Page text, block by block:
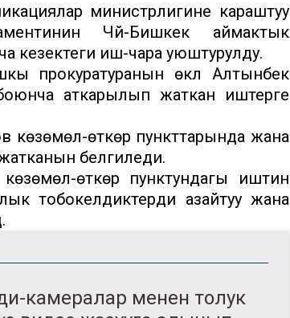
министрлигине караштуу
Чүй-Бишкек аймактык
кезектеги иш-чара уюштурулду.
прокуратуранын өкүлү Алтынбек
аткарылып жаткан иштерге
өткөрүү пункттарында жана
жатканын белгиледи.
өткөрүү пунктундагы иштин
тобокелдиктерди азайтуу жана
камералар менен толук